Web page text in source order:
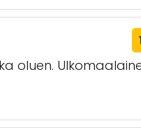
oluen.